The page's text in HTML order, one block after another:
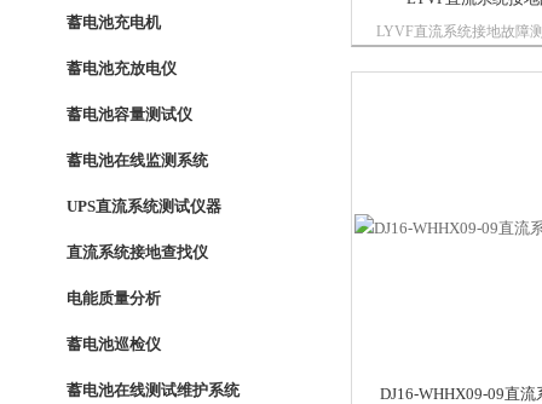
蓄电池充电机
蓄电池充放电仪
蓄电池容量测试仪
蓄电池在线监测系统
UPS直流系统测试仪器
直流系统接地查找仪
电能质量分析
蓄电池巡检仪
蓄电池在线测试维护系统
LYVF直流系统接地故障
DJ16-WHHX09-09直